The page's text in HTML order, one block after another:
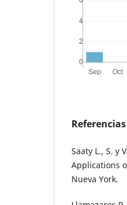
Referencias
Saaty L., S. y
Applications
Nueva York.